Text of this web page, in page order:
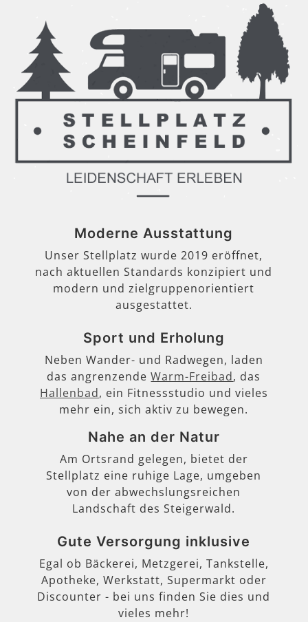
Moderne Ausstattung
Unser Stellplatz wurde 2019 eröffnet,
nach aktuellen Standards konzipiert und
modern und zielgruppenorientiert
ausgestattet.
Sport und Erholung
Neben Wander- und Radwegen, laden
das angrenzendeWarm-Freibad, das
Hallenbad, ein Fitnessstudio und vieles
mehr ein, sich aktiv zu bewegen.
Nahe an der Natur
Am Ortsrand gelegen, bietet der
Stellplatz eine ruhige Lage, umgeben
von der abwechslungsreichen
Landschaft des Steigerwald.
Gute Versorgung inklusive
Egal ob Bäckerei, Metzgerei, Tankstelle,
Apotheke, Werkstatt, Supermarkt oder
Discounter - bei uns finden Sie dies und
vieles mehr!